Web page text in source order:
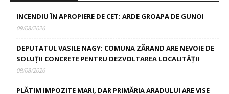
INCENDIU ÎN APROPIERE DE CET: ARDE GROAPA DE GUNOI
09/08/2026
DEPUTATUL VASILE NAGY: COMUNA ZĂRAND ARE NEVOIE DE
SOLUȚII CONCRETE PENTRU DEZVOLTAREA LOCALITĂȚII
09/08/2026
PLĂTIM IMPOZITE MARI, DAR PRIMĂRIA ARADULUI ARE VISE